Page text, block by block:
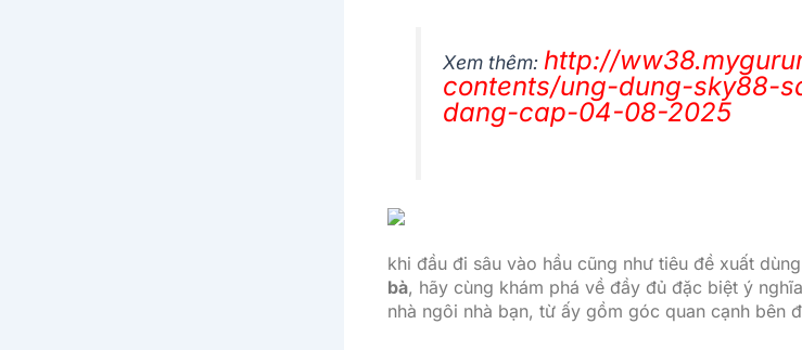
Xem thêm:http://
contents/ung-dung-sky88-
dang-cap-04-08-2025
khi đầu đi sâu vào hầu cũng như tiêu đề xuất
bà, hãy cùng khám phá về đầy đủ đặc biệt ý
nhà ngôi nhà bạn, từ ấy gồm góc quan cạnh bên